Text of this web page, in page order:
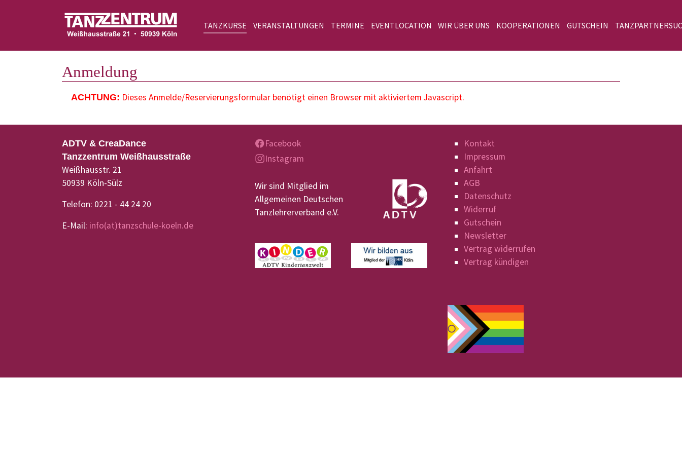
TANZKURSE VERANSTALTUNGEN TERMINE EVENTLOCATION WIR ÜBER UNS KOOPERATIONEN GUTSCHEIN
Anmeldung
ACHTUNG: Dieses Anmelde/Reservierungsformular benötigt einen Browser mit aktiviertem Javascript.
ADTV & CreaDance
Tanzzentrum Weißhausstraße
Weißhausstr. 21
50939 Köln-Sülz
Telefon: 0221 - 44 24 20
E-Mail: info(at)tanzschule-koeln.de
Facebook
Instagram
Wir sind Mitglied im
Allgemeinen Deutschen
Tanzlehrerverband e.V.
Kontakt
Impressum
Anfahrt
AGB
Datenschutz
Widerruf
Gutschein
Newsletter
Vertrag widerrufen
Vertrag kündigen